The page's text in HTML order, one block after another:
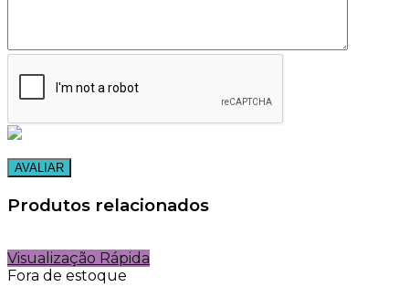
Produtos relacionados
Visualização Rápida
Fora de estoque